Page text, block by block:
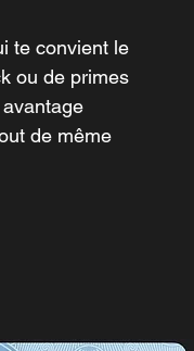
te convient le
ou de primes
de même